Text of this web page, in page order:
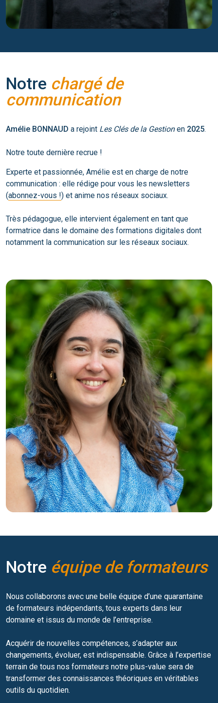
Notre chargé de
communication
Amélie BONNAUD a rejoint Les Clés de la Gestionen 2025.
Notre toute dernière recrue !
Experte et passionnée, Amélie est en charge de notre
communication : elle rédige pour vous les newsletters
(abonnez-vous !) et anime nos réseaux sociaux.
Très pédagogue, elle intervient également en tant que
formatrice dans le domaine des formations digitales dont
notamment la communication sur les réseaux sociaux.
Notre équipe de formateurs
Nous collaborons avec une belle équipe d’une quarantaine
de formateurs indépendants, tous experts dans leur
domaine et issus du monde de l’entreprise.
Acquérir de nouvelles compétences, s’adapter aux
changements, évoluer, est indispensable. Grâce à l’expertise
terrain de tous nos formateurs notre plus-value sera de
transformer des connaissances théoriques en véritables
outils du quotidien.